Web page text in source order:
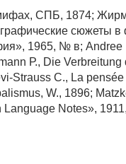
СПБ, 1874;
сюжеты в
1965, № в; Andree
Р., Die Verbreitung
Strauss C., La pensée
W., 1896;
Notes»,